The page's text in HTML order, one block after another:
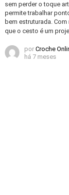
sem perder o toque
permite trabalhar
bem estruturada.
que o cesto é um
por Croche
há 7 meses